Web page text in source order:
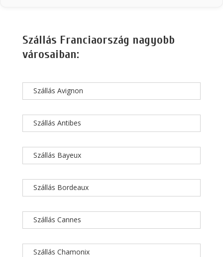
Szállás Franciaország nagyobb
városaiban:
Szállás Avignon
Szállás Antibes
Szállás Bayeux
Szállás Bordeaux
Szállás Cannes
Szállás Chamonix